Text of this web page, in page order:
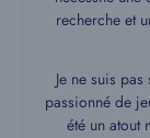
recherche et
Je ne suis
passionné de
été un atout